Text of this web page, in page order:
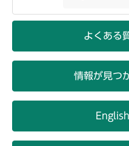
よくある
情報が見つ
English